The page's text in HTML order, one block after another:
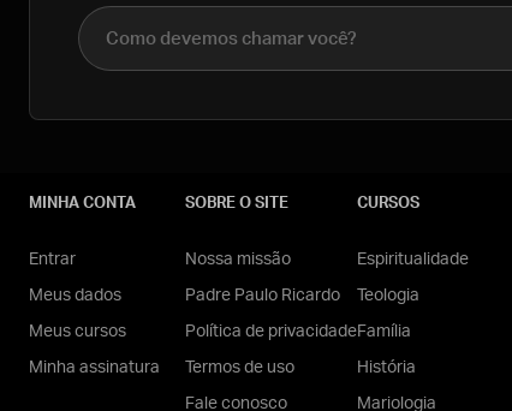
Nome completo
MINHA CONTA
Entrar
Meus dados
Meus cursos
Minha assinatura
SOBRE O SITE
Nossa missão
Padre Paulo Ricardo
Política de privacidade
Termos de uso
Fale conosco
CURSOS
Espiritualidade
Teologia
Família
História
Mariologia